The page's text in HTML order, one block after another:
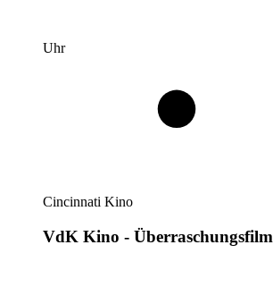
Uhr
Cincinnati Kino
VdK Kino - Überraschungsfilm